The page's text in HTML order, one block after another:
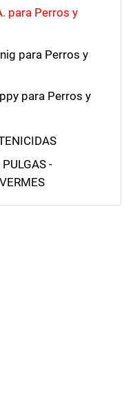
para Perros y
para Perros y
para Perros y
-